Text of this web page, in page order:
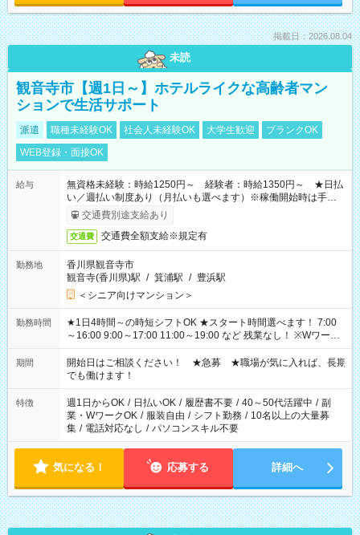
掲載日：2026.08.04
未読
観音寺市【週1日～】ホテルライクな高齢者マン
ションで生活サポート
派遣 職種未経験OK 社会人未経験OK 大学生歓迎
ブランクOK
WEB登録・面接OK
給与
無資格未経験：時給1250円～ 経験者：時給1350円～ ★日払
い／週払い制度あり（月払いも選べます）※稼働開始時は手続き
完了次第のお支払いとなります。
交通費別途支給あり
交通費 交通費全額支給※規定有
勤務地
香川県観音寺市
観音寺(香川県)駅 / 箕浦駅 / 豊浜駅
＜シニア向けマンション＞
勤務時間
★1日4時間～の時短シフトOK ★スタート時間選べます！ 7:00
～16:00 9:00～17:00 11:00～19:00 など 残業なし！ ※Wワーク
の場合、他のお仕事と合わせ週40時間超の就業はご案内できま
せん ※法令に基づき、週20時間以上勤務は社会保険への加入対
象となります ※労働者派遣法（日雇い派遣の原則禁止）によ
り、短時間・短期間の就業はご案内が難しい場合があります
期間
開始日はご相談ください！ ★急募 ★職場が気に入れば、長期
でも働けます！
特徴 週1日からOK / 日払いOK / 履歴書不要 / 40～50代活躍中 / 副
業・WワークOK / 服装自由 / シフト勤務 / 10名以上の大量募
集 / 電話対応なし / パソコンスキル不要
気になる！ 応募する 詳細へ